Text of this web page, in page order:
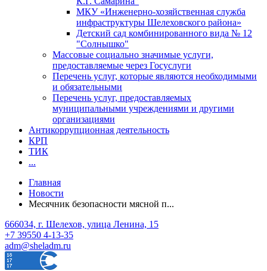
МКУ «Инженерно-хозяйственная служба
инфраструктуры Шелеховского района»
Детский сад комбинированного вида № 12
"Солнышко"
Массовые социально значимые услуги,
предоставляемые через Госуслуги
Перечень услуг, которые являются необходимыми
и обязательными
Перечень услуг, предоставляемых
муниципальными учреждениями и другими
организациями
Антикоррупционная деятельность
КРП
ТИК
...
Главная
Новости
Месячник безопасности мясной п...
666034, г. Шелехов, улица Ленина, 15
+7 39550 4-13-35
adm@sheladm.ru